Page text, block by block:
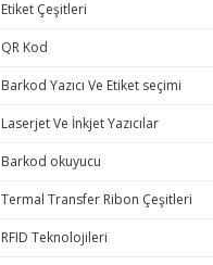
Etiket Çeşitleri
QR Kod
Barkod Yazıcı Ve Etiket seçimi
Laserjet Ve İnkjet Yazıcılar
Barkod okuyucu
Termal Transfer Ribon Çeşitleri
RFID Teknolojileri